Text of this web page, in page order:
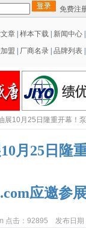
免费注
章 样本下载 新闻中心
盟 厂商名录 品牌列表
展10月25日隆重开幕！
月25日隆
应邀参
点击：92895 发布日期